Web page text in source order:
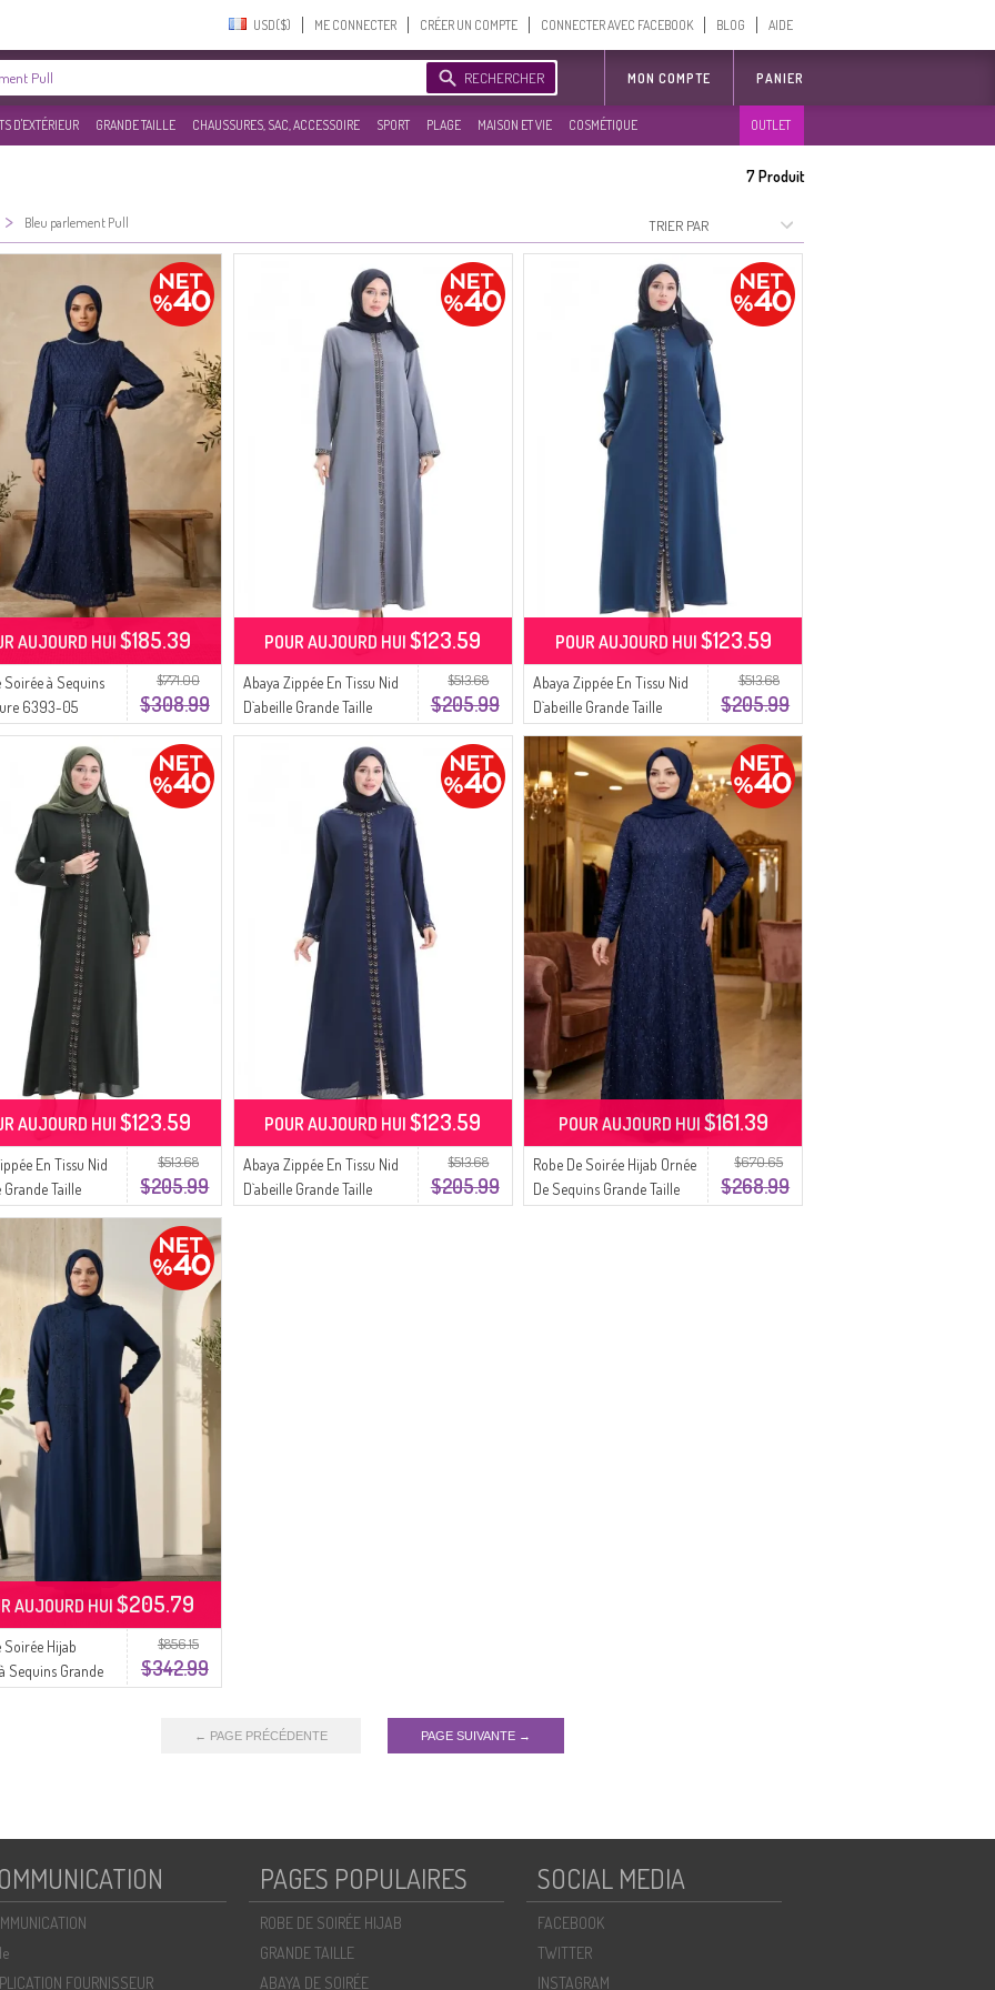
USD($)‎ ME CONNECTER CRÉER UN COMPTE CONNECTER AVEC FACEBOOK BLOG AIDE
RECHERCHER MON COMPTE PANIER
D'EXTÉRIEUR GRANDE TAILLE CHAUSSURES, SAC, ACCESSOIRE SPORT PLAGE MAISON ET VIE COSMÉTIQUE OUTLET
7Produit
> Bleu parlement Pull
$771.00
$308.99
Soirée à Sequins
6393-05
AUJOURD HUI $185.39
$513.68
$205.99
Abaya Zippée En Tissu Nid
D`abeille Grande Taille
6183-03 Gris
POUR AUJOURD HUI$123.59
$513.68
$205.99
Abaya Zippée En Tissu Nid
D`abeille Grande Taille
6183-02 Indigo
POUR AUJOURD HUI $123.59
$513.68
$205.99
En Tissu Nid
Grande Taille
Kaki
AUJOURD HUI $123.59
$513.68
$205.99
Abaya Zippée En Tissu Nid
D`abeille Grande Taille
POUR AUJOURD HUI$123.59
$670.65
$268.99
Robe De Soirée Hijab Ornée
De Sequins Grande Taille
POUR AUJOURD HUI $161.39
$856.15
$342.99
Soirée Hijab
Sequins Grande
AUJOURD HUI $205.79
← PAGE PRÉCÉDENTE PAGE SUIVANTE →
FOURNISSEUR
PAGES POPULAIRES
ROBE DE SOIRÉE HIJAB
GRANDE TAILLE
ABAYA DE SOIRÉE
SOCIAL MEDIA
FACEBOOK
TWITTER
INSTAGRAM